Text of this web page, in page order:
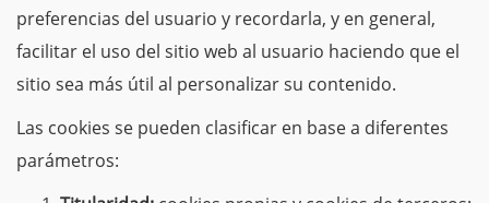
preferencias del usuario y recordarla, y en general,
facilitar el uso del sitio web al usuario haciendo que el
sitio sea más útil al personalizar su contenido.
Las cookies se pueden clasificar en base a diferentes
parámetros: